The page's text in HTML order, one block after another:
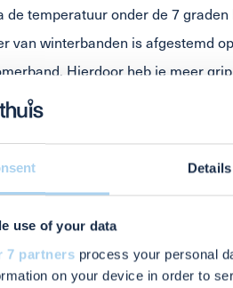
Details
use of your data
7 partners process your personal
on your device in order to
de temperatuur onder de 7
van winterbanden is afgestemd
Hierdoor heb je meer
van winterbanden lamellen. Dit
winterwissel:
Profieldiepte onder de 4 mm? Tijd
uitdroging of beschadiging